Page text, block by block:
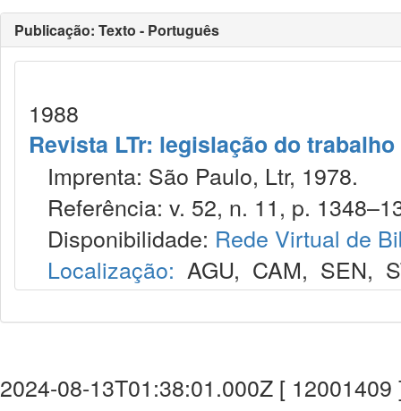
Publicação: Texto - Português
1988
Revista LTr: legislação do trabalho
Imprenta: São Paulo, Ltr, 1978.
Referência: v. 52, n. 11, p.
Disponibilidade: Rede Virtual de
Localização: AGU, CAM, SEN,
2024-08-13T01:38:01.000Z [ 12001409